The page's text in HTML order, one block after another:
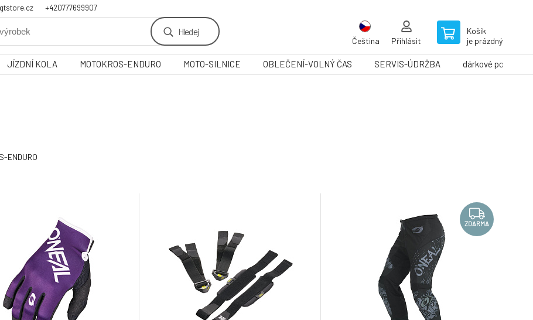
+420777699907
Hledej
Čeština Přihlásit
Košík
je prázdný
JÍZDNÍ KOLA MOTOKROS-ENDURO MOTO-SILNICE OBLEČENÍ-VOLNÝ ČAS SERVIS-ÚDRŽBA dárkové poukazy
ENDURO
ZDARMA